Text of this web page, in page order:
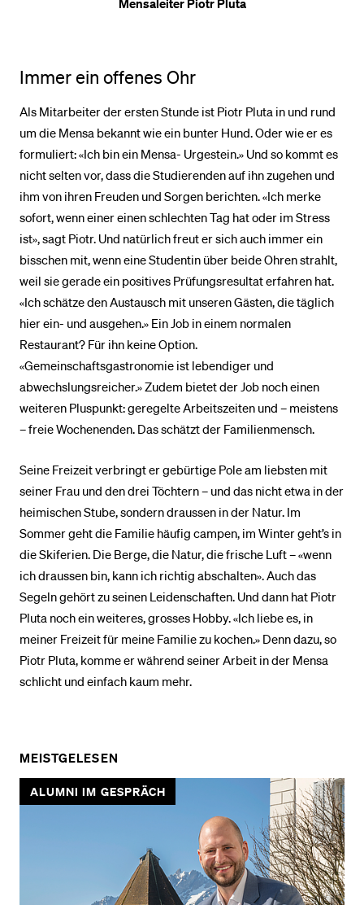
Mensaleiter Piotr Pluta
Immer ein offenes Ohr
Als Mitarbeiter der ersten Stunde ist Piotr Pluta in und rund
um die Mensa bekannt wie ein bunter Hund. Oder wie er es
formuliert: «Ich bin ein Mensa- Urgestein.» Und so kommt es
nicht selten vor, dass die Studierenden auf ihn zugehen und
ihm von ihren Freuden und Sorgen berichten. «Ich merke
sofort, wenn einer einen schlechten Tag hat oder im Stress
ist», sagt Piotr. Und natürlich freut er sich auch immer ein
bisschen mit, wenn eine Studentin über beide Ohren strahlt,
weil sie gerade ein positives Prüfungsresultat erfahren hat.
«Ich schätze den Austausch mit unseren Gästen, die täglich
hier ein- und ausgehen.» Ein Job in einem normalen
Restaurant? Für ihn keine Option.
«Gemeinschaftsgastronomie ist lebendiger und
abwechslungsreicher.» Zudem bietet der Job noch einen
weiteren Pluspunkt: geregelte Arbeitszeiten und – meistens
– freie Wochenenden. Das schätzt der Familienmensch.
Seine Freizeit verbringt er gebürtige Pole am liebsten mit
seiner Frau und den drei Töchtern – und das nicht etwa in der
heimischen Stube, sondern draussen in der Natur. Im
Sommer geht die Familie häufig campen, im Winter geht’s in
die Skiferien. Die Berge, die Natur, die frische Luft – «wenn
ich draussen bin, kann ich richtig abschalten». Auch das
Segeln gehört zu seinen Leidenschaften. Und dann hat Piotr
Pluta noch ein weiteres, grosses Hobby. «Ich liebe es, in
meiner Freizeit für meine Familie zu kochen.» Denn dazu, so
Piotr Pluta, komme er während seiner Arbeit in der Mensa
schlicht und einfach kaum mehr.
MEISTGELESEN
ALUMNI IM GESPRÄCH